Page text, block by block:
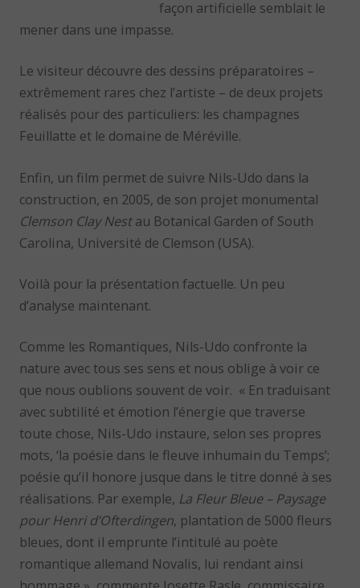
façon artificielle semblait le
mener dans une impasse.
Le visiteur découvre des dessins préparatoires –
extrêmement rares chez l’artiste – de deux projets
réalisés pour des particuliers: les champagnes
Feuillatte et le domaine de Méréville.
Enfin, un film permet de suivre Nils-Udo dans la
construction, en 2005, de son projet monumental
Clemson Clay Nestau Botanical Garden of South
Carolina, Université de Clemson (USA).
Voilà pour la présentation factuelle. Un peu
d’analyse maintenant.
Comme les Romantiques, Nils-Udo confronte la
nature avec tous ses sens et nous oblige à voir ce
que nous oublions souvent de voir. « En traduisant
avec subtilité et émotion l’énergie que traverse
toute chose, Nils-Udo instaure, selon ses propres
mots, ‘la poésie dans le fleuve inhumain du Temps’;
poésie qu’il honore jusque dans le titre donné à ses
réalisations. Par exemple, La Fleur Bleue – Paysage
pour Henri d’Ofterdingen, plantation de 5000 fleurs
bleues, dont il emprunte l’intitulé au poète
romantique allemand Novalis, lui rendant ainsi